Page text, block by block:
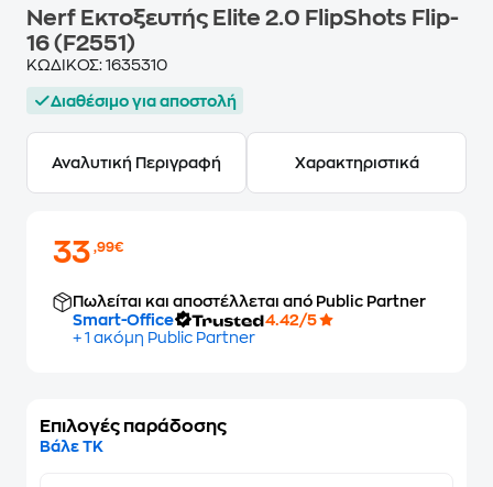
Nerf Εκτοξευτής Elite 2.0 FlipShots Flip-
16 (F2551)
ΚΩΔΙΚΟΣ: 1635310
Διαθέσιμο για αποστολή
Αναλυτική Περιγραφή Χαρακτηριστικά
33,99€
Πωλείται και αποστέλλεται από Public Partner
Smart-Office
4.42/5
+ 1 ακόμη Public Partner
Επιλογές παράδοσης
Βάλε ΤΚ